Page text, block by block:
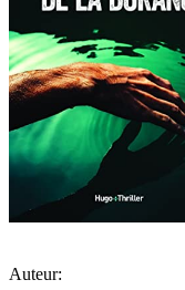
Auteur: